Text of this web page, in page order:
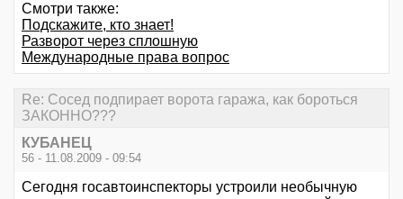
Смотри также:
Подскажите, кто знает!
Разворот через сплошную
Международные права вопрос
Re: Сосед подпирает ворота гаража, как бороться
ЗАКОННО???
КУБАНЕЦ
56 - 11.08.2009 - 09:54
Сегодня госавтоинспекторы устроили необычную